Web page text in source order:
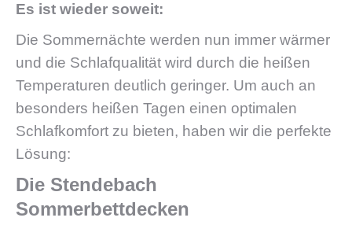
Es ist wieder soweit:
Die Sommernächte werden nun immer wärmer
und die Schlafqualität wird durch die heißen
Temperaturen deutlich geringer. Um auch an
besonders heißen Tagen einen optimalen
Schlafkomfort zu bieten, haben wir die perfekte
Lösung:
Die Stendebach
Sommerbettdecken